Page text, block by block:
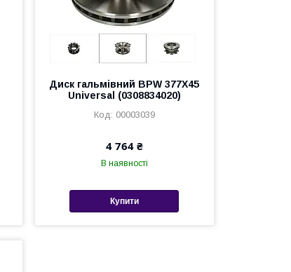
Диск гальмівний BPW 377X45
Universal (0308834020)
00003039
4 764 ₴
В наявності
Купити